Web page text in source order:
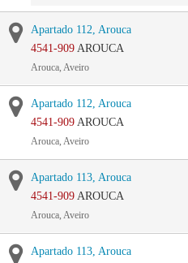
Apartado 112, Arouca
4541-909 AROUCA
Arouca, Aveiro
Apartado 112, Arouca
4541-909 AROUCA
Arouca, Aveiro
Apartado 113, Arouca
4541-909 AROUCA
Arouca, Aveiro
Apartado 113, Arouca